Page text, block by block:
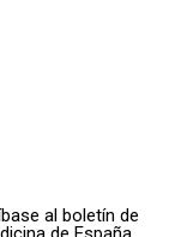
al boletín de